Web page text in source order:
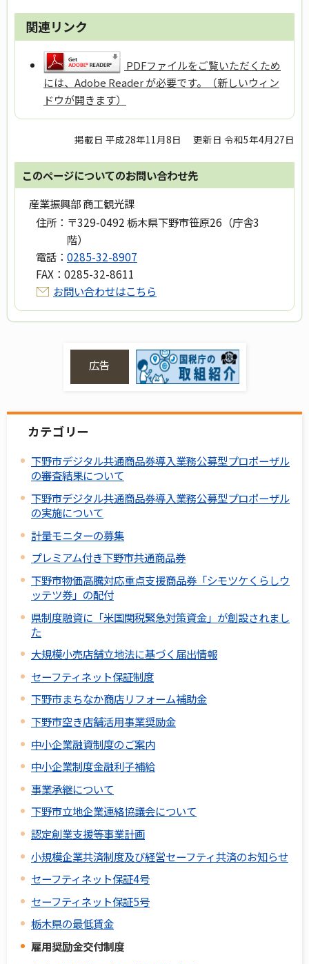
関連リンク
PDFファイルをご覧いただくため
には、Adobe Reader が必要です。（新しいウィン
ドウが開きます）
掲載日 平成28年11月8日 更新日 令和5年4月27日
このページについてのお問い合わせ先
産業振興部 商工観光課
住所： 〒329-0492 栃木県下野市笹原26（庁舎3
階）
電話： 0285-32-8907
FAX： 0285-32-8611
お問い合わせはこちら
広告
カテゴリー
下野市デジタル共通商品券導入業務公募型プロポーザル
の審査結果について
下野市デジタル共通商品券導入業務公募型プロポーザル
の実施について
計量モニターの募集
プレミアム付き下野市共通商品券
下野市物価高騰対応重点支援商品券「シモツケくらしウ
ッテツ券」の配付
県制度融資に「米国関税緊急対策資金」が創設されまし
た
大規模小売店舗立地法に基づく届出情報
セーフティネット保証制度
下野市まちなか商店リフォーム補助金
下野市空き店舗活用事業奨励金
中小企業融資制度のご案内
中小企業制度金融利子補給
事業承継について
下野市立地企業連絡協議会について
認定創業支援等事業計画
小規模企業共済制度及び経営セーフティ共済のお知らせ
セーフティネット保証4号
セーフティネット保証5号
栃木県の最低賃金
雇用奨励金交付制度